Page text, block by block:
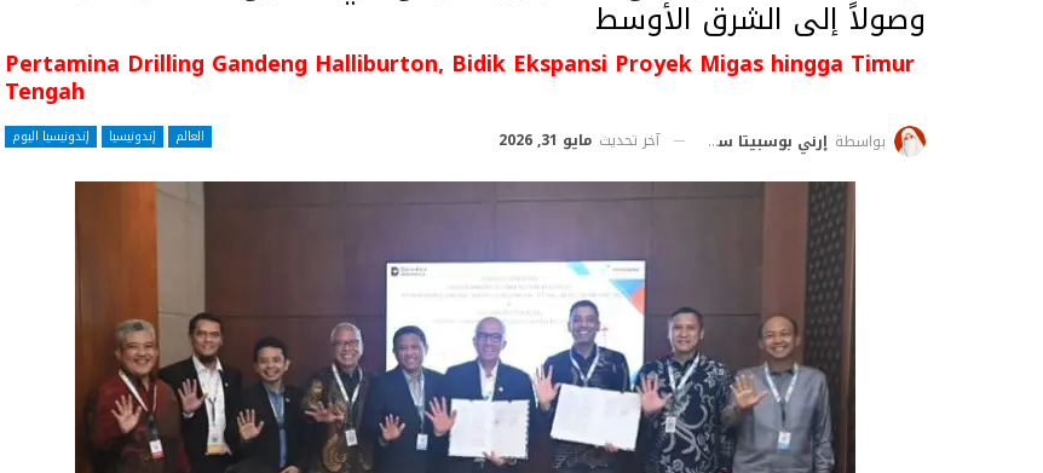
وصولاً إلى الشرق الأوسط
Pertamina Drilling Gandeng Halliburton, Bidik Ekspansi Proyek Migas hingga Timur
Tengah
العالم إندونيسيا إندونيسيا اليوم بواسطة إرني بوسبيتا ساري آخر تحديث مايو 31, 2026